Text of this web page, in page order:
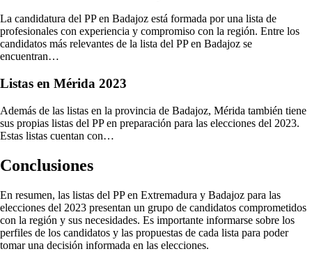
La candidatura del PP en Badajoz está formada por una lista de
profesionales con experiencia y compromiso con la región. Entre los
candidatos más relevantes de la lista del PP en Badajoz se
encuentran…
Listas en Mérida 2023
Además de las listas en la provincia de Badajoz, Mérida también tiene
sus propias listas del PP en preparación para las elecciones del 2023.
Estas listas cuentan con…
Conclusiones
En resumen, las listas del PP en Extremadura y Badajoz para las
elecciones del 2023 presentan un grupo de candidatos comprometidos
con la región y sus necesidades. Es importante informarse sobre los
perfiles de los candidatos y las propuestas de cada lista para poder
tomar una decisión informada en las elecciones.